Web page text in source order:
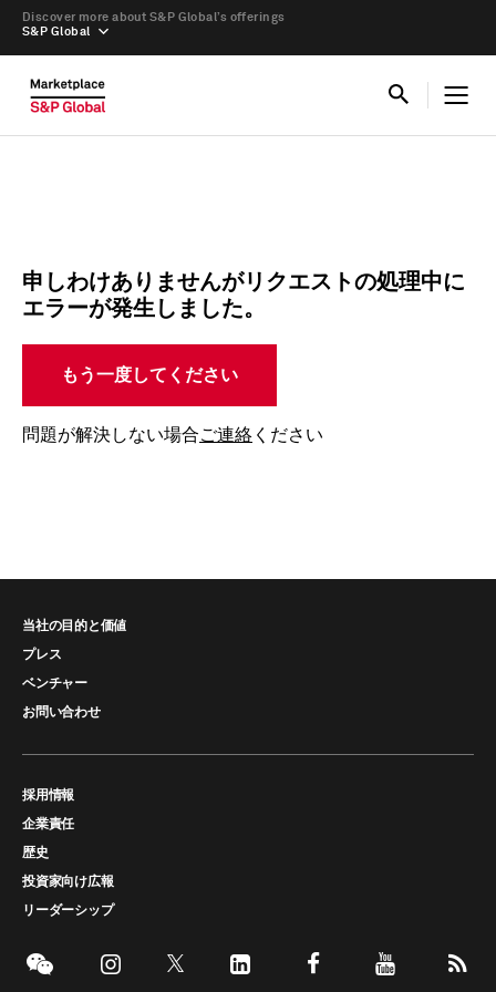
S&P Global
Discover more about S&P Global’s offerings
申しわけありませんがリクエストの処理中に
エラーが発生しました。
もう一度してください
問題が解決しない場合ご連絡 ください
当社の目的と価値
プレス
ベンチャー
お問い合わせ
採用情報
企業責任
歴史
投資家向け広報
リーダーシップ